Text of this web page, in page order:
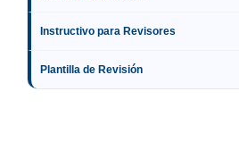
Instructivo para Revisores
Plantilla de Revisión